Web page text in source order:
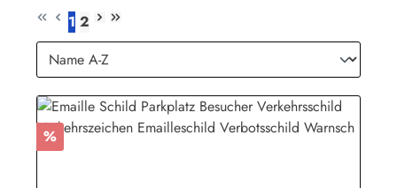
Seite
1 Seite
2
Rabatt
%